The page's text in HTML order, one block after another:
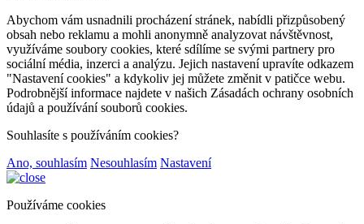
Abychom vám usnadnili procházení stránek, nabídli přizpůsobený
obsah nebo reklamu a mohli anonymně analyzovat návštěvnost,
využíváme soubory cookies, které sdílíme se svými partnery pro
sociální média, inzerci a analýzu. Jejich nastavení upravíte odkazem
"Nastavení cookies" a kdykoliv jej můžete změnit v patičce webu.
Podrobnější informace najdete v našich Zásadách ochrany osobních
údajů a používání souborů cookies.
Souhlasíte s používáním cookies?
Ano, souhlasím Nesouhlasím Nastavení
Používáme cookies